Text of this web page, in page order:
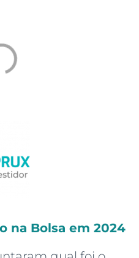
na Bolsa em 2024